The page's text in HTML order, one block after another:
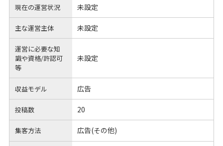
現在の運営状況 未設定
主な運営主体 未設定
運営に必要な知
識や資格/許認可
等
未設定
収益モデル 広告
投稿数 20
集客方法 広告(その他)